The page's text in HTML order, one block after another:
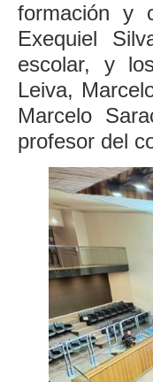
formación y
Exequiel
escolar, y
Leiva,
Marcelo
profesor del